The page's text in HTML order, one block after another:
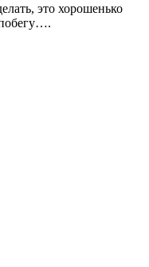
это хорошенько